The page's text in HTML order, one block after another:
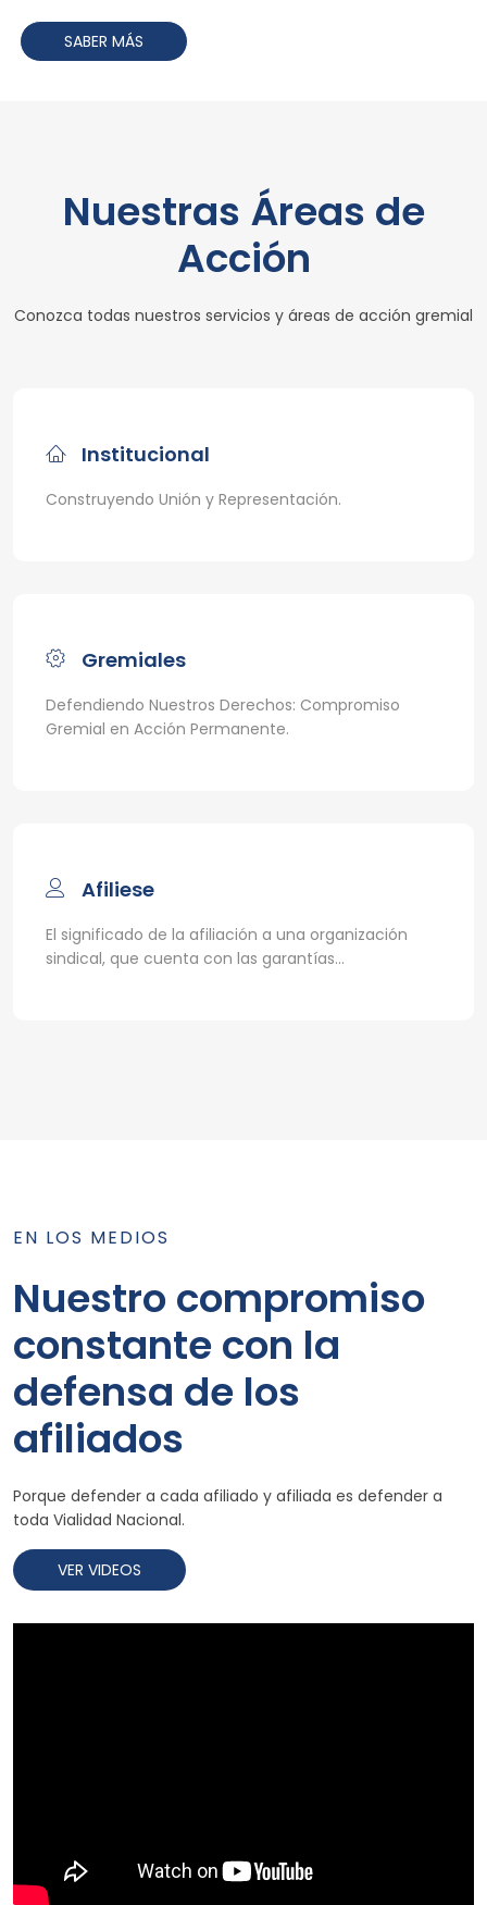
SABER MÁS
Nuestras Áreas de
Acción
Conozca todas nuestros servicios y áreas de acción gremial
Institucional
Construyendo Unión y Representación.
Gremiales
Defendiendo Nuestros Derechos: Compromiso
Gremial en Acción Permanente.
Afiliese
El significado de la afiliación a una organización
sindical, que cuenta con las garantías...
EN LOS MEDIOS
Nuestro compromiso
constante con la
defensa de los
afiliados
Porque defender a cada afiliado y afiliada es defender a
toda Vialidad Nacional.
VER VIDEOS